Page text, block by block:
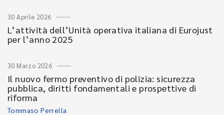
30 Aprile 2026
L’attività dell’Unità operativa italiana di Eurojust
per l’anno 2025
30 Marzo 2026
Il nuovo fermo preventivo di polizia: sicurezza
pubblica, diritti fondamentali e prospettive di
riforma
Tommaso Perrella